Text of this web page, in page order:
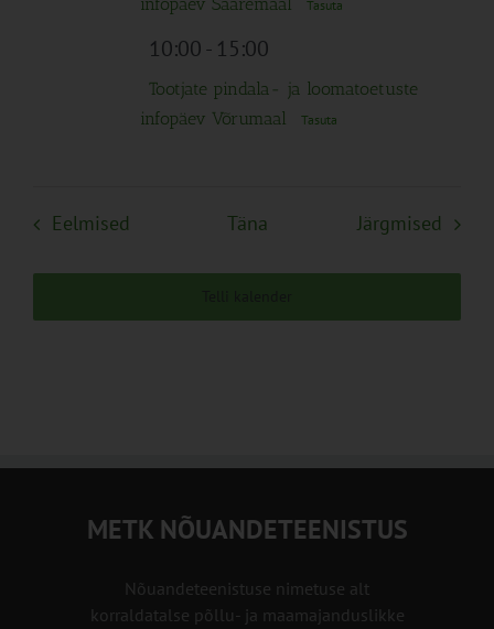
infopäev Saaremaal
Tasuta
10:00- 15:00
Tootjate pindala- ja loomatoetuste
infopäev Võrumaal
Tasuta
Eelmised SündmusedTäna Järgmised
METK NÕUANDETEENISTUS
Nõuandeteenistuse nimetuse alt
korraldatalse põllu- ja maamajanduslikke